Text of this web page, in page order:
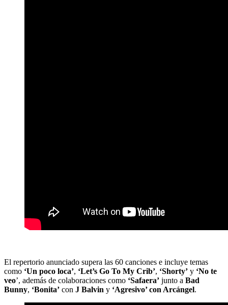
El repertorio anunciado supera las 60 canciones e incluye temas
como ‘Un poco loca’, ‘Let’s Go To My Crib’, ‘Shorty’ y ‘No te
veo’, además de colaboraciones como ‘Safaera’ junto a Bad
Bunny, ‘Bonita’ con J Balvin y ‘Agresivo’ con Arcángel.